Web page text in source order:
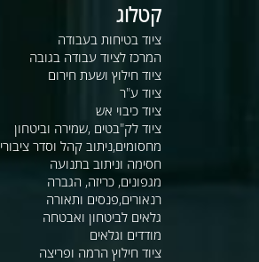
קטלוג
ציוד בטיחות בעבודה
המרכז לציוד עבודה בגובה
ציוד חילוץ ושעת חירום
ציוד ע"ר
ציוד כיבוי אש
ציוד לק"בטים ,שמירה וביטחון
מחסומים,ניתוב קהל וסדר ציבורי
חסימה וניתוב בתנועה
מגפונים, כריזה, הגברה
רנאורים,פנסים ותאורה
גלאים לביטחון ואבטחה
מודדים וגלאים
ציוד חילוץ הרמה ופריצה